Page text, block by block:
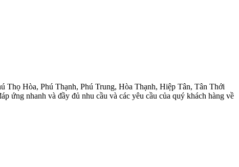
Thọ Hòa, Phú Thạnh, Phú Trung, Hòa Thạnh, Hiệp Tân, Tân Thới
ứng nhanh và đầy đủ nhu cầu và các yêu cầu của quý khách hàng về